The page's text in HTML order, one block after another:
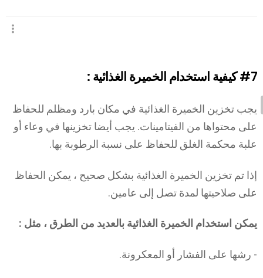
#7كيفية استخدام الخميرة الغذائية :
يجب تخزين الخميرة الغذائية في مكان بارد ومظلم للحفاظ
على محتواها من الفيتامينات. يجب أيضا تخزينها في وعاء أو
علبة محكمة الغلق للحفاظ على نسبة الرطوبة بها.
إذا تم تخزين الخميرة الغذائية بشكل صحيح ، يمكن الحفاظ
على صلاحيتها لمدة تصل إلى عامين.
يمكن استخدام الخميرة الغذائية بالعديد من الطرق ، مثل :
- رشها على الفشار أو المعكرونة.